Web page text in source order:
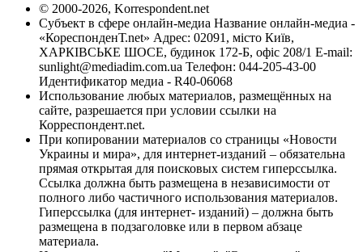
© 2000-2026, Korrespondent.net
Субъект в сфере онлайн-медиа Название онлайн-медиа -
«КореспонденТ.net» Адрес: 02091, місто Київ,
ХАРКІВСЬКЕ ШОСЕ, будинок 172-Б, офіс 208/1 E-mail:
sunlight@mediadim.com.ua Телефон: 044-205-43-00
Идентификатор медиа - R40-06068
Использование любых материалов, размещённых на
сайте, разрешается при условии ссылки на
Корреспондент.net.
При копировании материалов со страницы «Новости
Украины и мира», для интернет-изданий – обязательна
прямая открытая для поисковых систем гиперссылка.
Ссылка должна быть размещена в независимости от
полного либо частичного использования материалов.
Гиперссылка (для интернет- изданий) – должна быть
размещена в подзаголовке или в первом абзаце
материала.